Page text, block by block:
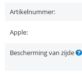
Artikelnummer:
Apple:
Bescherming van zijde